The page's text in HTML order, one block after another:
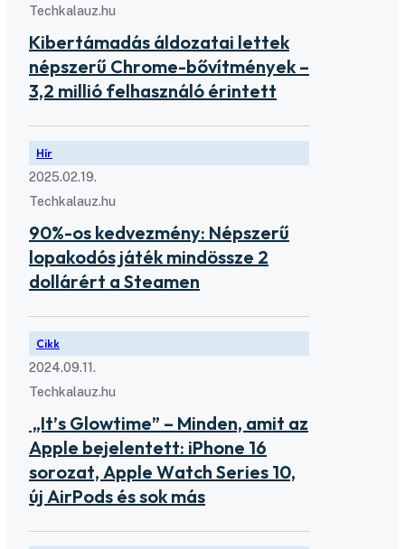
Techkalauz.hu
Kibertámadás áldozatai lettek
népszerű Chrome-bővítmények –
3,2 millió felhasználó érintett
Hír
2025.02.19.
Techkalauz.hu
90%-os kedvezmény: Népszerű
lopakodós játék mindössze 2
dollárért a Steamen
Cikk
2024.09.11.
Techkalauz.hu
„It’s Glowtime” – Minden, amit az
Apple bejelentett: iPhone 16
sorozat, Apple Watch Series 10,
új AirPods és sok más